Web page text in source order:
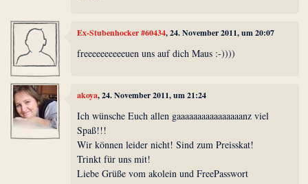
Ex-Stubenhocker #60434, 24. November 2011, um 20:07
freeeeeeeeeeuen uns auf dich Maus :-))))
akoya, 24. November 2011, um 21:24
Ich wünsche Euch allen gaaaaaaaaaaaaaaaanz viel
Spaß!!!
Wir können leider nicht! Sind zum Preisskat!
Trinkt für uns mit!
Liebe Grüße vom akolein und FreePasswort